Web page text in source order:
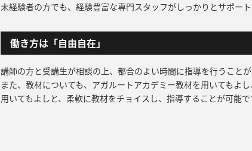
未経験者の方でも、経験豊富な専門スタッフがしっかりとサポー
働き方は「自由自在」
講師の方と受講生が相談の上、都合のよい時間に指導を行うこと
また、教材についても、アガルートアカデミー教材を用いてもよ
用いてもよしと、柔軟に教材をチョイスし、指導することが可能で